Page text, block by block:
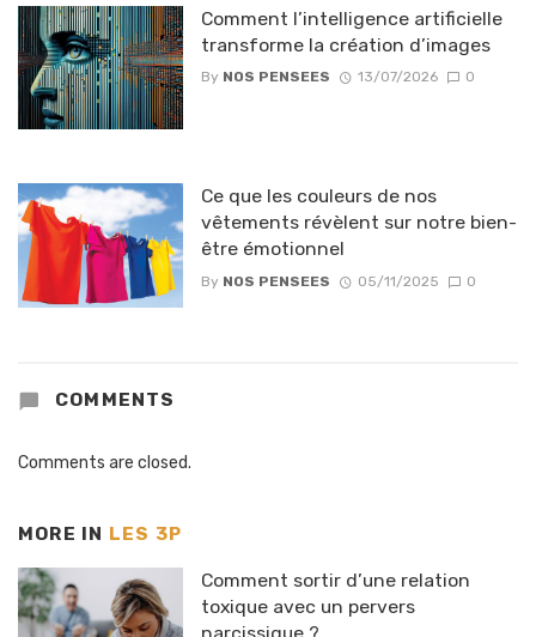
Comment l’intelligence artificielle
transforme la création d’images
By NOS PENSEES 13/07/2026 0
Ce que les couleurs de nos
vêtements révèlent sur notre bien-
être émotionnel
By NOS PENSEES 05/11/2025 0
COMMENTS
Comments are closed.
MORE IN LES 3P
Comment sortir d’une relation
toxique avec un pervers